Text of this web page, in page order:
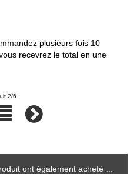
plusieurs fois 10
recevrez le total en une
2/6
ont également acheté ...